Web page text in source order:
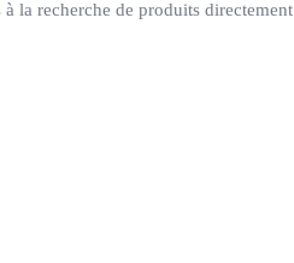
la recherche de produits directement